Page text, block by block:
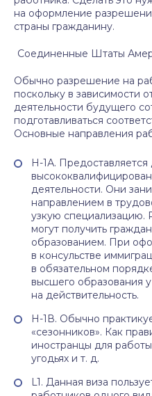
на оформление
страны гражданину.
Соединенные Штаты
Обычно разрешение на
поскольку в зависимости
деятельности будущего
подготавливаться
Основные направления
Н-1А. Предоставляется
деятельности. Они
направлением в
узкую специализацию.
могут получить
образованием. При
в консульстве
в обязательном
высшего образования
на действительность.
Н-1В. Обычно
«сезонников». Как
иностранцы для
угодьях и т. д.
L1. Данная виза